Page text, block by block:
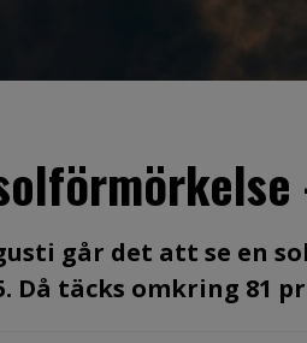
går det att se en
Då täcks omkring 81